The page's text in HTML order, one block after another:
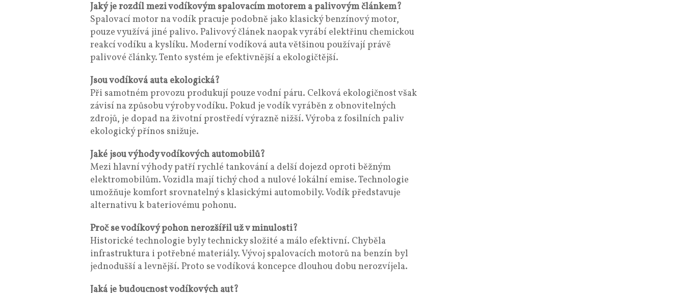
Jaký je rozdíl mezi vodíkovým spalovacím motorem a palivovým článkem?
Spalovací motor na vodík pracuje podobně jako klasický benzínový motor,
pouze využívá jiné palivo. Palivový článek naopak vyrábí elektřinu chemickou
reakcí vodíku a kyslíku. Moderní vodíková auta většinou používají právě
palivové články. Tento systém je efektivnější a ekologičtější.
Jsou vodíková auta ekologická?
Při samotném provozu produkují pouze vodní páru. Celková ekologičnost však
závisí na způsobu výroby vodíku. Pokud je vodík vyráběn z obnovitelných
zdrojů, je dopad na životní prostředí výrazně nižší. Výroba z fosilních paliv
ekologický přínos snižuje.
Jaké jsou výhody vodíkových automobilů?
Mezi hlavní výhody patří rychlé tankování a delší dojezd oproti běžným
elektromobilům. Vozidla mají tichý chod a nulové lokální emise. Technologie
umožňuje komfort srovnatelný s klasickými automobily. Vodík představuje
alternativu k bateriovému pohonu.
Proč se vodíkový pohon nerozšířil už v minulosti?
Historické technologie byly technicky složité a málo efektivní. Chyběla
infrastruktura i potřebné materiály. Vývoj spalovacích motorů na benzín byl
jednodušší a levnější. Proto se vodíková koncepce dlouhou dobu nerozvíjela.
Jaká je budoucnost vodíkových aut?